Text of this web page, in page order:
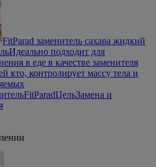
FitParad заменитель сахара жидкий
Идеально подходит для
в еде в качестве заменителя
кто, контролирует массу тела и
FitParadЦельЗамена и